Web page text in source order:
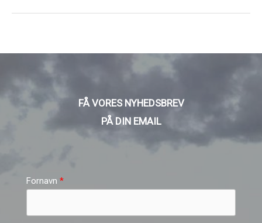
FÅ VORES NYHEDSBREV
PÅ DIN EMAIL
Fornavn